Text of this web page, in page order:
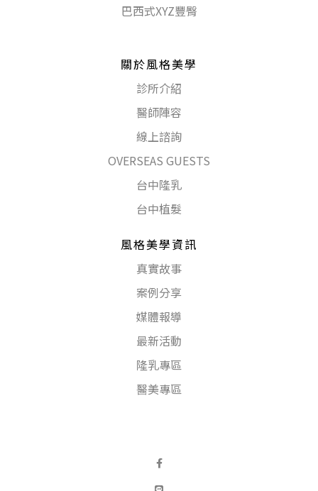
巴西式XYZ豐臀
關於風格美學
診所介紹
醫師陣容
線上諮詢
OVERSEAS GUESTS
台中隆乳
台中植髮
風格美學資訊
真實故事
案例分享
媒體報導
最新活動
隆乳專區
醫美專區